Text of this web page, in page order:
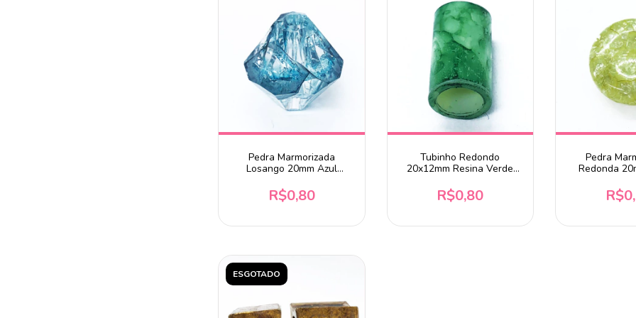
Pedra Marmorizada
Losango 20mm Azul
R$0,80
Tubinho Redondo
20x12mm Resina Verde
R$0,80
Pedra
Redonda
ESGOTADO